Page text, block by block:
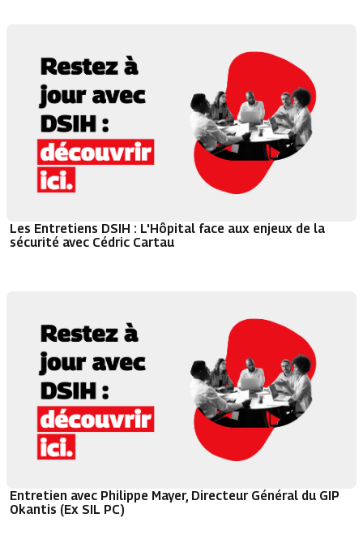
Les Entretiens DSIH : L'Hôpital face aux enjeux de la
sécurité avec Cédric Cartau
Entretien avec Philippe Mayer, Directeur Général du GIP
Okantis (Ex SIL PC)